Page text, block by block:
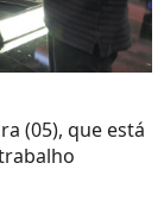
(05), que está